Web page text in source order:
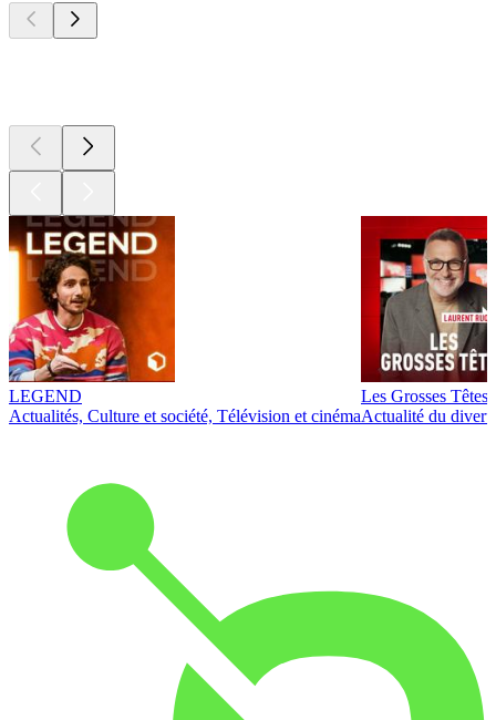
LEGEND
Actualités, Culture et société, Télévision et cinéma
Les Grosses Têtes
Actualité du